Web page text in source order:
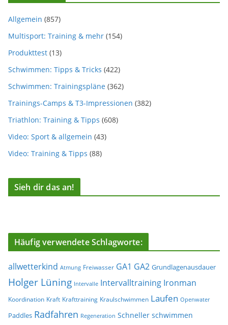
Allgemein (857)
Multisport: Training & mehr (154)
Produkttest (13)
Schwimmen: Tipps & Tricks (422)
Schwimmen: Trainingspläne (362)
Trainings-Camps & T3-Impressionen (382)
Triathlon: Training & Tipps (608)
Video: Sport & allgemein (43)
Video: Training & Tipps (88)
Sieh dir das an!
Häufig verwendete Schlagworte:
allwetterkind Atmung Freiwasser GA1 GA2 Grundlagenausdauer
Holger Lüning Intervalle Intervalltraining Ironman
Koordination Kraft Krafttraining Kraulschwimmen Laufen Openwater
Paddles Radfahren Regeneration Schneller schwimmen